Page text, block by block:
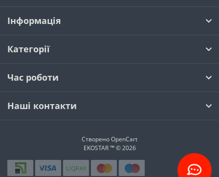
Інформація
Категорії
Час роботи
Наші контакти
СтвореноOpenCart
EKOSTAR ™ © 2026